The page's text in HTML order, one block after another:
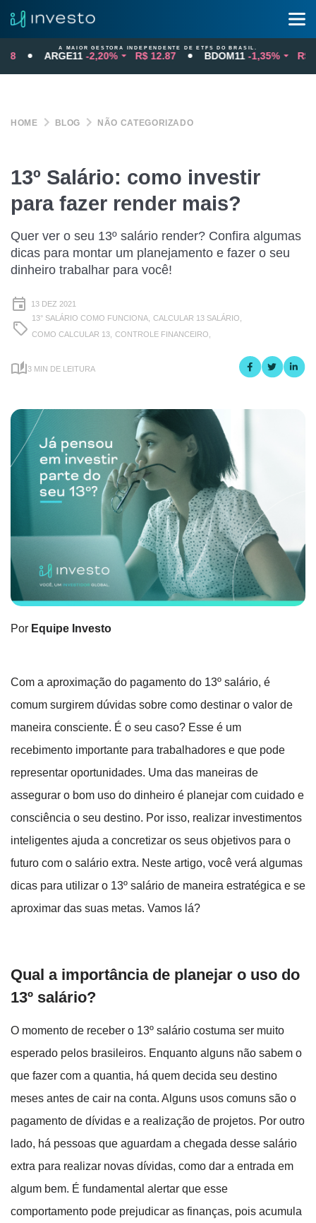
A MAIOR GESTORA INDEPENDENTE DE ETFS DO BRASIL.
ARGE11-2,20% R$ 12.87 BDOM11-1,35% R$
HOME BLOG NÃO CATEGORIZADO
13º Salário: como investir
para fazer render mais?
Quer ver o seu 13º salário render? Confira algumas
dicas para montar um planejamento e fazer o seu
dinheiro trabalhar para você!
13 DEZ 2021
13° SALÁRIO COMO FUNCIONA, CALCULAR 13 SALÁRIO,
COMO CALCULAR 13, CONTROLE FINANCEIRO,
3 MIN DE LEITURA
Por Equipe Investo
Com a aproximação do pagamento do 13º salário, é
comum surgirem dúvidas sobre como destinar o valor de
maneira consciente. É o seu caso? Esse é um
recebimento importante para trabalhadores e que pode
representar oportunidades. Uma das maneiras de
assegurar o bom uso do dinheiro é planejar com cuidado e
consciência o seu destino. Por isso, realizar investimentos
inteligentes ajuda a concretizar os seus objetivos para o
futuro com o salário extra. Neste artigo, você verá algumas
dicas para utilizar o 13º salário de maneira estratégica e se
aproximar das suas metas. Vamos lá?
Qual a importância de planejar o uso do
13º salário?
O momento de receber o 13º salário costuma ser muito
esperado pelos brasileiros. Enquanto alguns não sabem o
que fazer com a quantia, há quem decida seu destino
meses antes de cair na conta. Alguns usos comuns são o
pagamento de dívidas e a realização de projetos. Por outro
lado, há pessoas que aguardam a chegada desse salário
extra para realizar novas dívidas, como dar a entrada em
algum bem. É fundamental alertar que esse
comportamento pode prejudicar as finanças, pois acumula